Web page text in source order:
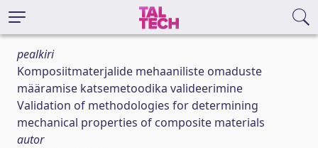
pealkiri
Komposiitmaterjalide mehaaniliste omaduste
määramise katsemetoodika valideerimine
Validation of methodologies for determining
mechanical properties of composite materials
autor